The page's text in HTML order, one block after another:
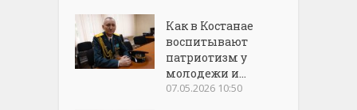
Как в Костанае
воспитывают
патриотизм у
молодежи и...
07.05.2026 10:50